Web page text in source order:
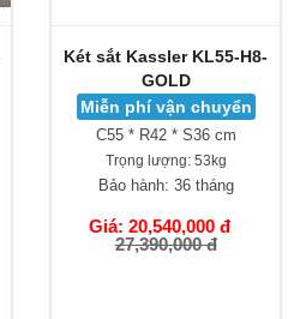
Két sắt Kassler KL55-H8-
GOLD
Miễn phí vận chuyển
C55 * R42 * S36 cm
Trọng lượng:53kg
Bảo hành: 36 tháng
Giá: 20,540,000 đ
27,390,000 đ